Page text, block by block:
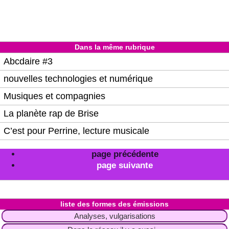
Dans la même rubrique
Abcdaire #3
nouvelles technologies et numérique
Musiques et compagnies
La planète rap de Brise
C’est pour Perrine, lecture musicale
page précédente
page suivante
liste des formes des émissions
Analyses, vulgarisations